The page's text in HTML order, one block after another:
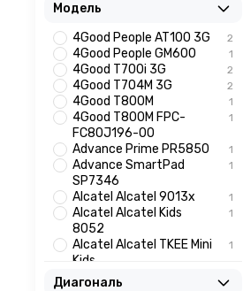
Модель
4Good People AT100 3G
2
4Good People GM600 1
4Good T700i 3G 2
4Good T704M 3G 2
4Good T800M 1
4Good T800M FPC-
FC80J196-00
1
Advance Prime PR5850 1
Advance SmartPad
SP7346
1
Alcatel Alcatel 9013x 1
Alcatel Alcatel Kids
8052
1
Alcatel Alcatel TKEE Mini
Kids
1
Archos 101 Copper 3G
Диагональ